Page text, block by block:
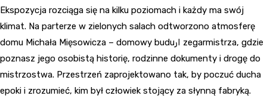
Ekspozycja rozciąga się na kilku poziomach i każdy ma swój
klimat. Na parterze w zielonych salach odtworzono atmosferę
domu Michała Mięsowicza – domowy buduار zegarmistrza, gdzie
poznasz jego osobistą historię, rodzinne dokumenty i drogę do
mistrzostwa. Przestrzeń zaprojektowano tak, by poczuć ducha
epoki i zrozumieć, kim był człowiek stojący za słynną fabryką.